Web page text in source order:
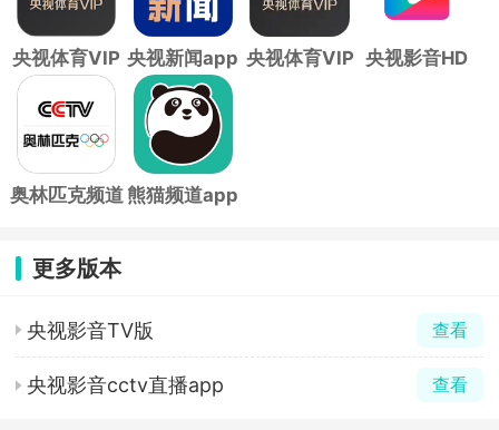
央视体育VIP 央视新闻app 央视体育VIP 央视影音HD
奥林匹克频道 熊猫频道app
更多版本
央视影音TV版 查看
央视影音cctv直播app 查看